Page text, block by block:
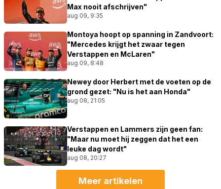
Max nooit afschrijven"
aug 09, 9:35
Montoya hoopt op spanning in Zandvoort:
"Mercedes krijgt het zwaar tegen
Verstappen en McLaren"
aug 09, 8:48
Newey door Herbert met de voeten op de
grond gezet: "Nu is het aan Honda"
aug 08, 21:05
Verstappen en Lammers zijn geen fan:
"Maar nu moet hij zeggen dat het een
leuke dag wordt"
aug 08, 20:27
Meer artikelen